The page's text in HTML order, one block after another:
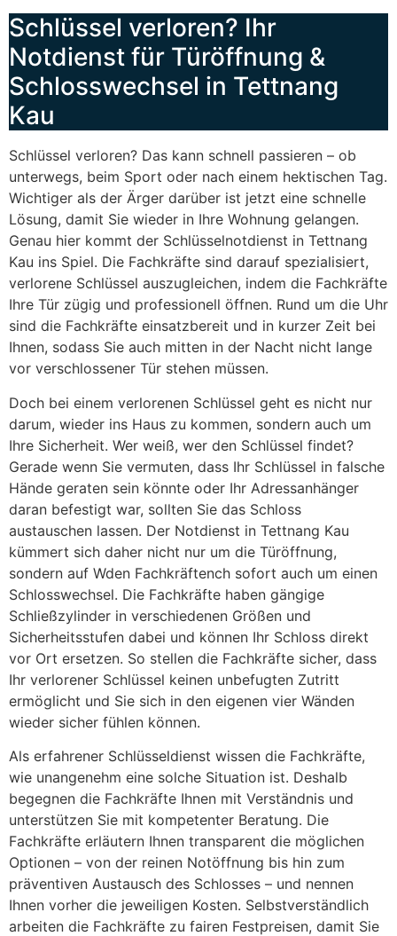
Schlüssel verloren? Ihr
Notdienst für Türöffnung &
Schlosswechsel in Tettnang
Kau
Schlüssel verloren? Das kann schnell passieren – ob
unterwegs, beim Sport oder nach einem hektischen Tag.
Wichtiger als der Ärger darüber ist jetzt eine schnelle
Lösung, damit Sie wieder in Ihre Wohnung gelangen.
Genau hier kommt der Schlüsselnotdienst in Tettnang
Kau ins Spiel. Die Fachkräfte sind darauf spezialisiert,
verlorene Schlüssel auszugleichen, indem die Fachkräfte
Ihre Tür zügig und professionell öffnen. Rund um die Uhr
sind die Fachkräfte einsatzbereit und in kurzer Zeit bei
Ihnen, sodass Sie auch mitten in der Nacht nicht lange
vor verschlossener Tür stehen müssen.
Doch bei einem verlorenen Schlüssel geht es nicht nur
darum, wieder ins Haus zu kommen, sondern auch um
Ihre Sicherheit. Wer weiß, wer den Schlüssel findet?
Gerade wenn Sie vermuten, dass Ihr Schlüssel in falsche
Hände geraten sein könnte oder Ihr Adressanhänger
daran befestigt war, sollten Sie das Schloss
austauschen lassen. Der Notdienst in Tettnang Kau
kümmert sich daher nicht nur um die Türöffnung,
sondern auf Wden Fachkräftench sofort auch um einen
Schlosswechsel. Die Fachkräfte haben gängige
Schließzylinder in verschiedenen Größen und
Sicherheitsstufen dabei und können Ihr Schloss direkt
vor Ort ersetzen. So stellen die Fachkräfte sicher, dass
Ihr verlorener Schlüssel keinen unbefugten Zutritt
ermöglicht und Sie sich in den eigenen vier Wänden
wieder sicher fühlen können.
Als erfahrener Schlüsseldienst wissen die Fachkräfte,
wie unangenehm eine solche Situation ist. Deshalb
begegnen die Fachkräfte Ihnen mit Verständnis und
unterstützen Sie mit kompetenter Beratung. Die
Fachkräfte erläutern Ihnen transparent die möglichen
Optionen – von der reinen Notöffnung bis hin zum
präventiven Austausch des Schlosses – und nennen
Ihnen vorher die jeweiligen Kosten. Selbstverständlich
arbeiten die Fachkräfte zu fairen Festpreisen, damit Sie